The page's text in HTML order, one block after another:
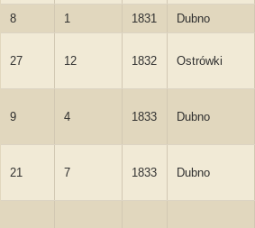
8 1 1831 Dubno
27 12 1832 Ostrówki
9 4 1833 Dubno
21 7 1833 Dubno